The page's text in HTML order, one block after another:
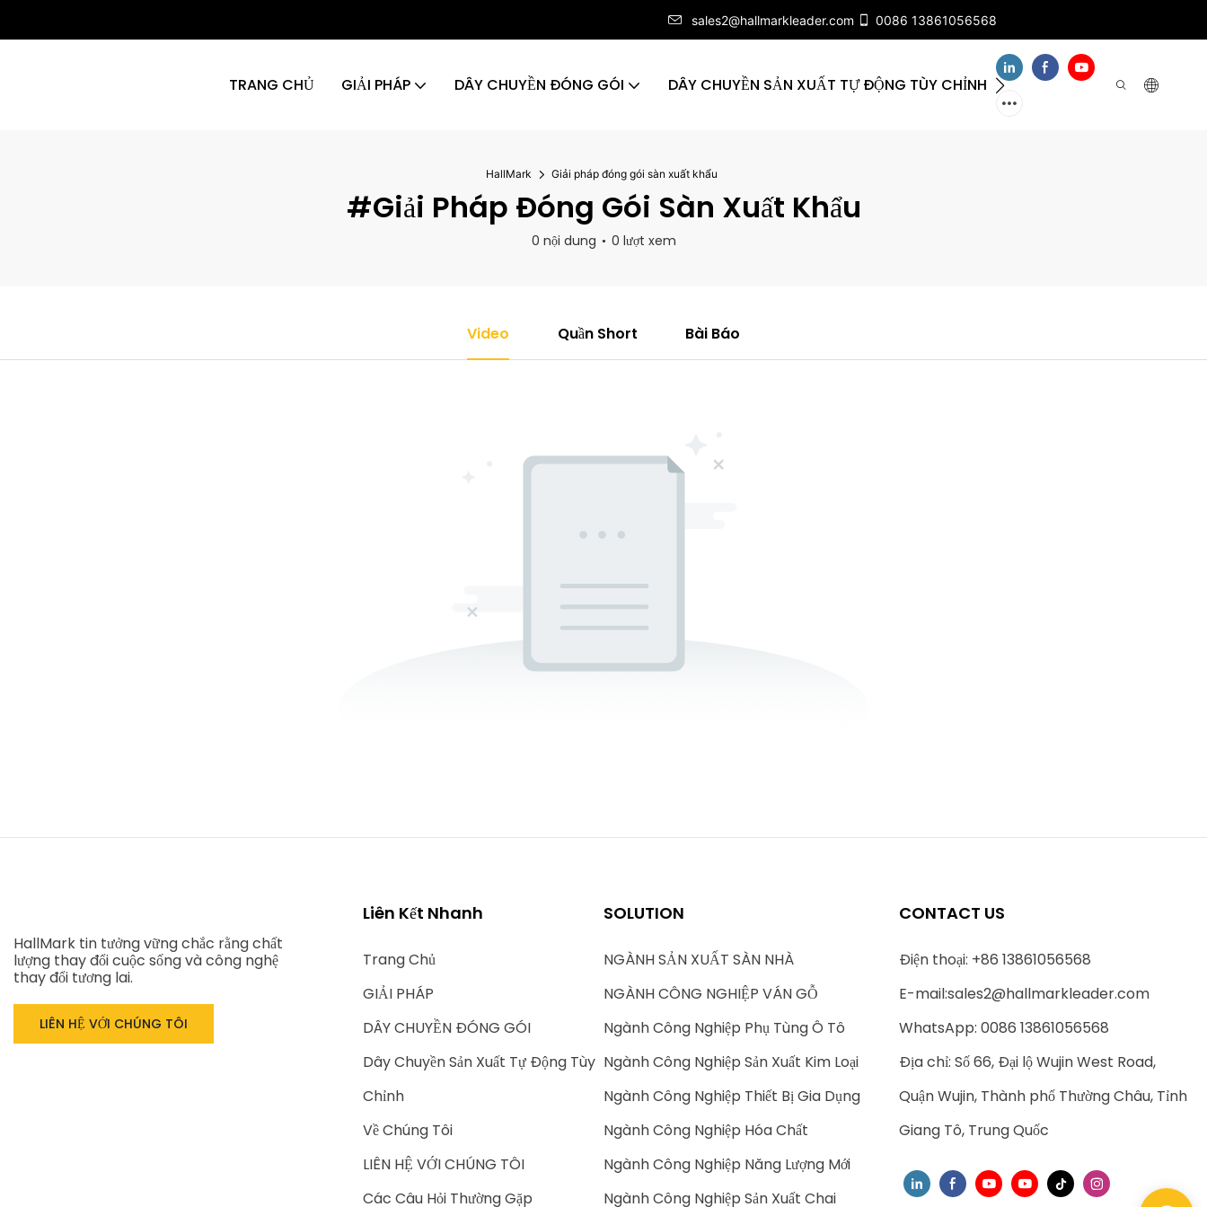
sales2@hallmarkleader.com 0086 13861056568
TRANG CHỦ GIẢI PHÁP DÂY CHUYỀN ĐÓNG GÓI DÂY CHUYỀN SẢN XUẤT TỰ ĐỘNG TÙY CHỈNH VỀ CHÚNG TÔI
HallMark Giải pháp đóng gói sàn xuất khẩu
#Giải Pháp Đóng Gói Sàn Xuất Khẩu
0 nội dung 0 lượt xem
Video Quần Short Bài Báo
HallMark tin tưởng vững chắc rằng chất
lượng thay đổi cuộc sống và công nghệ
thay đổi tương lai.
LIÊN HỆ VỚI CHÚNG TÔI
Liên Kết Nhanh
Trang Chủ
GIẢI PHÁP
DÂY CHUYỀN ĐÓNG GÓI
Dây Chuyền Sản Xuất Tự Động Tùy
Chỉnh
Về Chúng Tôi
LIÊN HỆ VỚI CHÚNG TÔI
Các Câu Hỏi Thường Gặp
SOLUTION
NGÀNH SẢN XUẤT SÀN NHÀ
NGÀNH CÔNG NGHIỆP VÁN GỖ
Ngành Công Nghiệp Phụ Tùng Ô Tô
Ngành Công Nghiệp Sản Xuất Kim Loại
Ngành Công Nghiệp Thiết Bị Gia Dụng
Ngành Công Nghiệp Hóa Chất
Ngành Công Nghiệp Năng Lượng Mới
Ngành Công Nghiệp Sản Xuất Chai
CONTACT US
Điện thoại: +86 13861056568
E-mail:sales2@hallmarkleader.com
WhatsApp: 0086 13861056568
Địa chỉ: Số 66, Đại lộ Wujin West Road,
Quận Wujin, Thành phố Thường Châu, Tỉnh
Giang Tô, Trung Quốc